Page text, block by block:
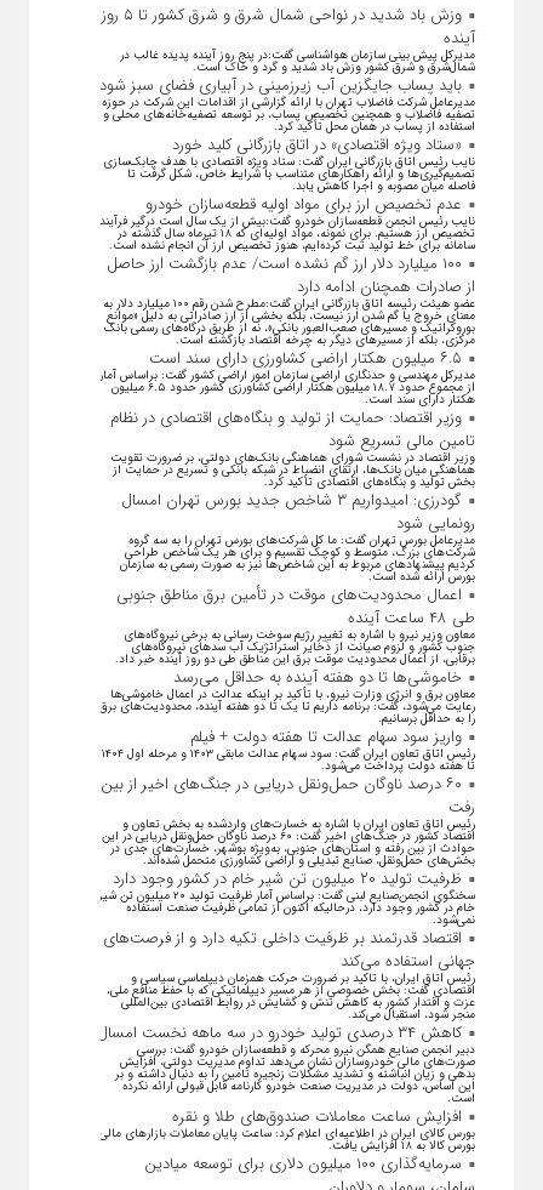
وزش باد شدید در نواحی شمال شرق و شرق کشور تا ۵ روز
آینده
مدیرکل پیش بینی سازمان هواشناسی گفت:در پنج روز آینده پدیده غالب در
شمال‌شرق و شرق کشور وزش باد شدید و گرد و خاک است.
باید پساب جایگزین آب‌ زیرزمینی در آبیاری فضای سبز شود
مدیرعامل شرکت فاضلاب تهران با ارائه گزارشی از اقدامات این شرکت در حوزه
تصفیه فاضلاب و همچنین تخصیص پساب، بر توسعه تصفیه‌خانه‌های محلی و
استفاده از پساب در همان محل تأکید کرد.
«ستاد ویژه اقتصادی» در اتاق بازرگانی کلید خورد
نایب رئیس اتاق بازرگانی ایران گفت: ستاد ویژه اقتصادی با هدف چابک‌سازی
تصمیم‌گیری‌ها و ارائه راهکار‌های متناسب با شرایط خاص، شکل گرفت تا
فاصله میان مصوبه و اجرا کاهش یابد.
عدم تخصیص ارز برای مواد اولیه قطعه‌سازان خودرو
نایب رئیس انجمن قطعه‌سازان خودرو گفت:بیش از یک سال است درگیر فرآیند
تخصیص ارز هستیم. برای نمونه، مواد اولیه‌ای که ۱۸ تیرماه سال گذشته در
سامانه برای خط تولید ثبت کرده‌ایم، هنوز تخصیص ارز آن انجام نشده است.
۱۰۰ میلیارد دلار ارز گم نشده است/ عدم بازگشت ارز حاصل
از صادرات همچنان ادامه دارد
عضو هیئت رئیسه اتاق بازرگانی ایران گفت:مطرح شدن رقم ۱۰۰ میلیارد دلار به
معنای خروج یا گم شدن ارز نیست، بلکه بخشی از ارز صادراتی به دلیل «موانع
بوروکراتیک و مسیر‌های صعب‌العبور بانکی»، نه از طریق درگاه‌های رسمی بانک
مرکزی، بلکه از مسیر‌های دیگر به چرخه اقتصاد بازگشته است.
۶.۵ میلیون هکتار اراضی کشاورزی دارای سند است
مدیرکل مهندسی و حدنگاری اراضی سازمان امور اراضی کشور گفت: براساس آمار
از مجموع حدود ۱۸.۷ میلیون هکتار اراضی کشاورزی کشور حدود ۶.۵ میلیون
هکتار دارای سند است.
وزیر اقتصاد: حمایت از تولید و بنگاه‌های اقتصادی در نظام
تامین مالی تسریع شود
وزیر اقتصاد در نشست شورای هماهنگی بانک‌های دولتی، بر ضرورت تقویت
هماهنگی میان بانک‌ها، ارتقای انضباط در شبکه بانکی و تسریع در حمایت از
بخش تولید و بنگاه‌های اقتصادی تأکید کرد.
گودرزی: امیدواریم ۳ شاخص جدید بورس تهران امسال
رونمایی شود
مدیرعامل بورس تهران گفت: ما کل شرکت‌های بورس تهران را به سه گروه
شرکت‌های بزرگ، متوسط و کوچک تقسیم و برای هر یک شاخص طراحی
کردیم پیشنهاد‌های مربوط به این شاخص‌ها نیز به صورت رسمی به سازمان
بورس ارائه شده است.
اعمال محدودیت‌های موقت در تأمین برق مناطق جنوبی
طی ۴۸ ساعت آینده
معاون وزیر نیرو با اشاره به تغییر رژیم سوخت رسانی به برخی نیروگاه‌های
جنوب کشور و لزوم صیانت از ذخایر استراتژیک آب سد‌های نیروگاه‌های
برقابی، از اعمال محدودیت‌ موقت برق این مناطق طی دو روز آینده خبر داد.
خاموشی‌ها تا دو هفته آینده به حداقل می‌رسد
معاون برق و انرژی وزارت نیرو، با تأکید بر اینکه عدالت در اعمال خاموشی‌ها
رعایت می‌شود، گفت: برنامه داریم تا یک تا دو هفته آینده، محدودیت‌های برق
را به حداقل برسانیم.
واریز سود سهام عدالت تا هفته دولت + فیلم
رئیس اتاق تعاون ایران گفت: سود سهام عدالت مابقی ۱۴۰۳ و مرحله اول ۱۴۰۴
تا هفته دولت پرداخت می‌شود.
۶۰ درصد ناوگان حمل‌ونقل دریایی در جنگ‌های اخیر از بین
رفت
رئیس اتاق تعاون ایران با اشاره به خسارت‌های واردشده به بخش تعاون و
اقتصاد کشور در جنگ‌های اخیر گفت: ۶۰ درصد ناوگان حمل‌ونقل دریایی در این
حوادث از بین رفته و استان‌های جنوبی، به‌ویژه بوشهر، خسارت‌های جدی در
بخش‌های حمل‌ونقل، صنایع تبدیلی و اراضی کشاورزی متحمل شده‌اند.
ظرفیت تولید ۲۰ میلیون تن شیر خام در کشور وجود دارد
سخنگوی انجمن‌صنایع لبنی گفت: براساس آمار ظرفیت تولید ۲۰ میلیون تن شیر
خام در کشور وجود دارد، درحالیکه اکنون از تمامی ظرفیت صنعت استفاده
نمی‌شود.
اقتصاد قدرتمند بر ظرفیت داخلی تکیه دارد و از فرصت‌های
جهانی استفاده می‌کند
رئیس اتاق ایران، با تاکید بر ضرورت حرکت همزمان دیپلماسی سیاسی و
اقتصادی گفت: بخش خصوصی از هر مسیر دیپلماتیکی که با حفظ منافع ملی،
عزت و اقتدار کشور به کاهش تنش و گشایش در روابط اقتصادی بین‌المللی
منجر شود، استقبال می‌کند.
کاهش ۳۴ درصدی تولید خودرو در سه ماهه نخست امسال
دبیر انجمن صنایع همگن نیرو محرکه و قطعه‌سازان خودرو گفت: بررسی
صورت‌های مالی خودروسازان نشان می‌دهد تداوم مدیریت دولتی، افزایش
بدهی و زیان انباشته و تشدید مشکلات زنجیره تامین را به دنبال داشته و بر
این اساس، دولت در مدیریت صنعت خودرو کارنامه قابل قبولی ارائه نکرده
است.
افزایش ساعت معاملات صندوق‌های طلا و نقره
بورس کالای ایران در اطلاعیه‌ای اعلام کرد: ساعت پایان معاملات بازار‌های مالی
بورس کالا به ۱۸ افزایش یافت.
سرمایه‌گذاری ۱۰۰ میلیون دلاری برای توسعه میادین